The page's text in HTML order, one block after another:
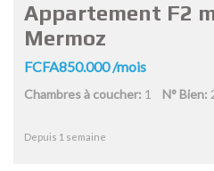
Appartement F2
Mermoz
FCFA850.000 /mois
Chambres à coucher: 1 N° Bien:
Depuis 1 semaine